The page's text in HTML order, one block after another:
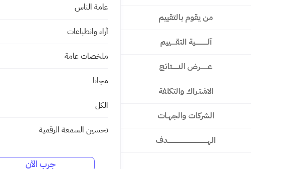
من يقوم بالتقييم
آلــــــــــــية التقـــــييم
عـــــــرض النــــــتائج
الاشتـراك والتكلفة
الشركات والجهـات
الهـــــــــــــــــــــــــــــــــــــــدف
عامة الناس
آراء وانطباعات
ملخصات عامة
مجانا
الكل
تحسين السمعة الرقمية
جرب الآن